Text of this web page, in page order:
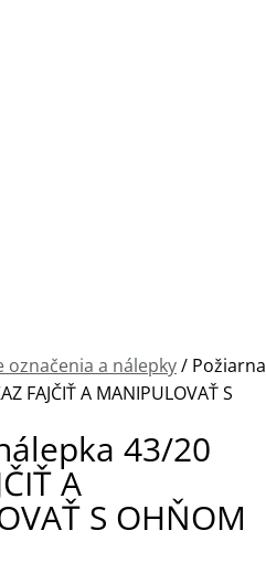
označenia a nálepky/ Požiarna
FAJČIŤ A MANIPULOVAŤ S
43/20
A
S OHŇOM